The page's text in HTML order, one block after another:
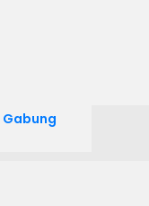
Gabung